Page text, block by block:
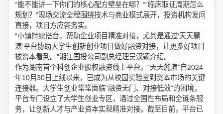
“能不能讲一下你们的核心配方壁垒在哪？”“临床取证周期怎么
规划？”现场交流全程围绕技术与商业模式展开，投资机构发问
直接，项目方应答务实。
“小镇持续搭台，帮助企业项目精准对接，尤其是通过‘天天麓
演’平台协助大学生创新创业项目做好融资对接，让更多好项目
被资本看到。”湘江国投公司副总经理吴汉颖介绍。
作为湖南首个科创企业股权融资线上平台，“天天麓演”自2024
年10月30日上线以来，已成为从校园实验室到资本市场的关键
连接器。大学生创业常常面临“融资无门、对接低效”的困境，
平台专门设立了大学生创业专区，通过全国性布局和全链条服
务，让创新人才与产业资本实现精准对接。截至目前，平台已